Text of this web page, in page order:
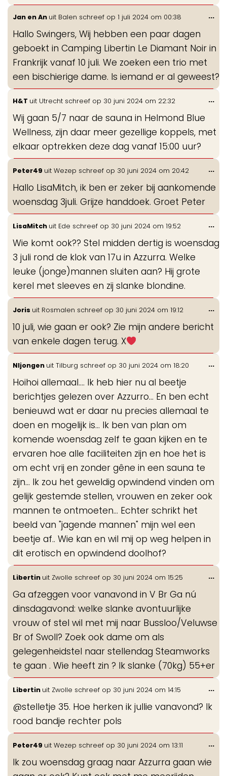
Jan en An uit Balen schreef op 1 juli 2024 om 00:38
Hallo Swingers, Wij hebben een paar dagen
geboekt in Camping Libertin Le Diamant Noir in
Frankrijk vanaf 10 juli. We zoeken een trio met
een bischierige dame. Is iemand er al geweest?
...
H&T uit Utrecht schreef op 30 juni 2024 om 22:32
Wij gaan 5/7 naar de sauna in Helmond Blue
Wellness, zijn daar meer gezellige koppels, met
elkaar optrekken deze dag vanaf 15:00 uur?
...
Peter49 uit Wezep schreef op 30 juni 2024 om 20:42
Hallo LisaMitch, ik ben er zeker bij aankomende
woensdag 3juli. Grijze handdoek. Groet Peter
...
LisaMitch uit Ede schreef op 30 juni 2024 om 19:52
Wie komt ook?? Stel midden dertig is woensdag
3 juli rond de klok van 17u in Azzurra. Welke
leuke (jonge)mannen sluiten aan? Hij grote
kerel met sleeves en zij slanke blondine.
...
Joris uit Rosmalen schreef op 30 juni 2024 om 19:12
10 juli, wie gaan er ook? Zie mijn andere bericht
van enkele dagen terug. X
...
Nljongen uit Tilburg schreef op 30 juni 2024 om 18:20
Hoihoi allemaal.... Ik heb hier nu al beetje
berichtjes gelezen over Azzurro... En ben echt
benieuwd wat er daar nu precies allemaal te
doen en mogelijk is... Ik ben van plan om
komende woensdag zelf te gaan kijken en te
ervaren hoe alle faciliteiten zijn en hoe het is
om echt vrij en zonder gêne in een sauna te
zijn... Ik zou het geweldig opwindend vinden om
gelijk gestemde stellen, vrouwen en zeker ook
mannen te ontmoeten... Echter schrikt het
beeld van "jagende mannen" mijn wel een
beetje af.. Wie kan en wil mij op weg helpen in
dit erotisch en opwindend doolhof?
...
Libertin uit Zwolle schreef op 30 juni 2024 om 15:25
Ga afzeggen voor vanavond in V Br Ga nú
dinsdagavond: welke slanke avontuurlijke
vrouw of stel wil met mij naar Bussloo/Veluwse
Br of Swoll? Zoek ook dame om als
gelegenheidstel naar stellendag Steamworks
te gaan . Wie heeft zin ? Ik slanke (70kg) 55+er
...
Libertin uit Zwolle schreef op 30 juni 2024 om 14:15
@stelletje 35. Hoe herken ik jullie vanavond? Ik
rood bandje rechter pols
...
Peter49 uit Wezep schreef op 30 juni 2024 om 13:11
Ik zou woensdag graag naar Azzurra gaan wie
...